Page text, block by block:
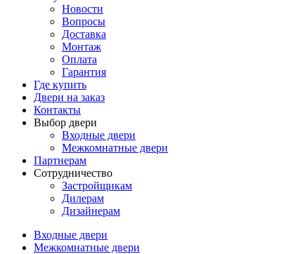
Новости
Вопросы
Доставка
Монтаж
Оплата
Гарантия
Где купить
Двери на заказ
Контакты
Выбор двери
Входные двери
Межкомнатные двери
Партнерам
Сотрудничество
Застройщикам
Дилерам
Дизайнерам
Входные двери
Межкомнатные двери